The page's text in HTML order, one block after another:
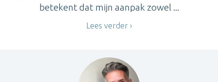
betekent dat mijn aanpak zowel ...
Lees verder